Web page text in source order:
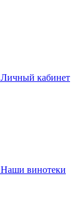
Личный кабинет
Наши винотеки